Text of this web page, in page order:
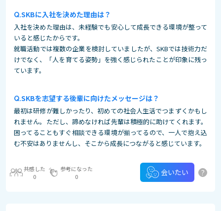
SKBに入社を決めた理由は？
入社を決めた理由は、未経験でも安心して成長できる環境が整って
いると感じたからです。
就職活動では複数の企業を検討していましたが、SKBでは技術力だ
けでなく、「人を育てる姿勢」を強く感じられたことが印象に残っ
ています。
SKBを志望する後輩に向けたメッセージは？
最初は研修が難しかったり、初めての社会人生活でつまずくかもし
れません。ただし、諦めなければ先輩は積極的に助けてくれます。
困ってることもすぐ相談できる環境が揃ってるので、一人で抱え込
む不安はありませんし、そこから成長につながると感じています。
共感した
0
参考になった
0
会いたい ?